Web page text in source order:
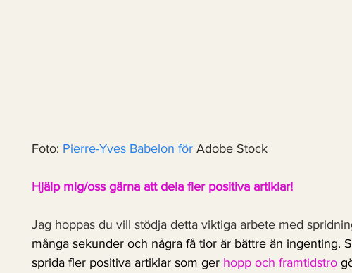
Foto: Pierre-Yves Babelon för Adobe Stock
Hjälp mig/oss gärna att dela fler positiva artiklar!
Jag hoppas du vill stödja detta viktiga arbete med
många sekunder och några få tior är bättre än ingenting.
sprida fler positiva artiklar som ger hopp och framtidstro